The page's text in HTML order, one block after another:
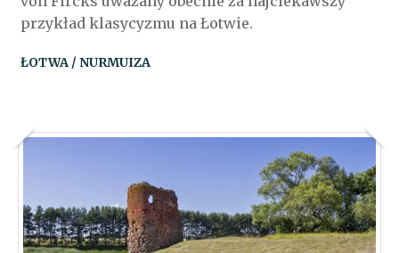
przykład klasycyzmu na Łotwie.
ŁOTWA / NURMUIZA